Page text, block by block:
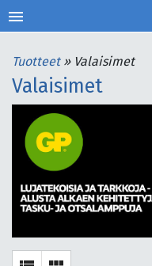
menu
Valaisimet
Tuotteet »Valaisimet